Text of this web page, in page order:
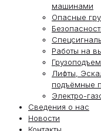
машинами
Опасные
Работы на
Лифты,
подъёмные
Электро-
Сведения о нас
Новости